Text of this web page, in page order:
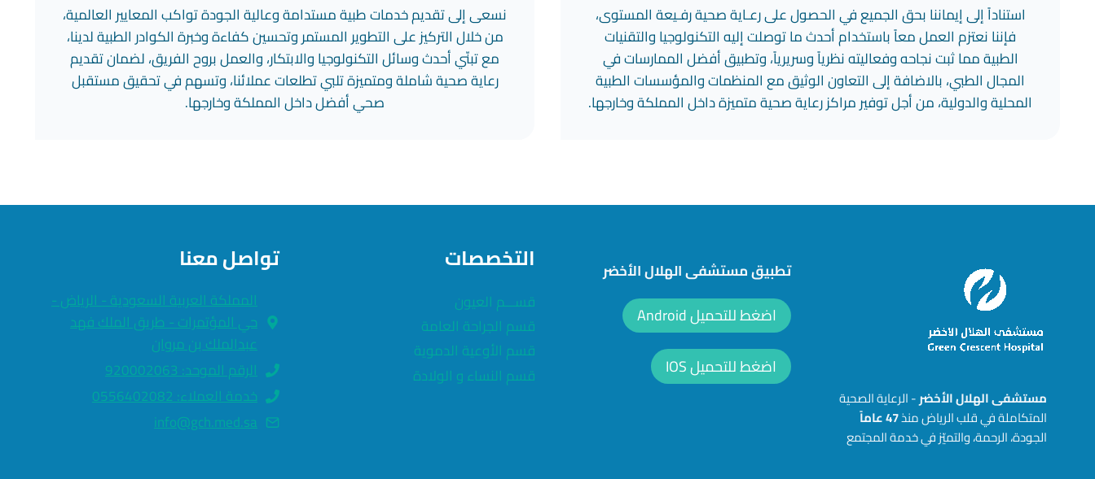
استناداً إلى إيماننا بحق الجميع في الحصول على رعـاية صحية رفـيعة المستوى،
فإننا نعتزم العمل معاً باستخدام أحدث ما توصلت إليه التكنولوجيا والتقنيات
الطبية مما ثبت نجاحه وفعاليته نظرياً وسريرياً، وتطبيق أفضل الممارسات في
المجال الطبي، بالاضافة إلى التعاون الوثيق مع المنظمات والمؤسسات الطبية
المحلية والدولية، من أجل توفير مراكز رعاية صحية متميزة داخل المملكة وخارجها.
نسعى إلى تقديم خدمات طبية مستدامة وعالية الجودة تواكب المعايير العالمية،
من خلال التركيز على التطوير المستمر وتحسين كفاءة وخبرة الكوادر الطبية لدينا،
مع تبنّي أحدث وسائل التكنولوجيا والابتكار، والعمل بروح الفريق، لضمان تقديم
رعاية صحية شاملة ومتميزة تلبي تطلعات عملائنا، وتسهم في تحقيق مستقبل
صحي أفضل داخل المملكة وخارجها.
مستشفى الهلال الأخضر- الرعاية الصحية
المتكاملة في قلب الرياض منذ47عاماً
الجودة، الرحمة، والتميّز في خدمة المجتمع
تطبيق مستشفى الهلال الأخضر
اضغط للتحميل Android
اضغط للتحميل IOS
التخصصات
قســـم العيون
قسم الجراحة العامة
قسم الأوعية الدموية
قسم النساء و الولادة
تواصل معنا
المملكة العربية السعودية - الرياض -
حي المؤتمرات - طريق الملك فهد
عبدالملك بن مروان
الرقم الموحد: 920002063
خدمة العملاء: 0556402082
info@gch.med.sa